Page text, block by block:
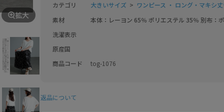
-1 ブラック
拡大
カテゴリ 大きいサイズ
ワンピース ・ ロング・マキシ
素材
本体：レーヨン 65％ ポリエステル 35％ 別布：
洗濯表示
原産国
商品コード
tog-1076
返品について